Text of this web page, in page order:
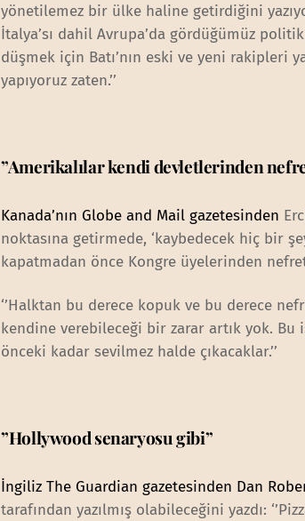
yönetilemez bir ülke haline getirdiğini
İtalya’sı dahil Avrupa’da gördüğümüz
düşmek için Batı’nın eski ve yeni rakipleri
yapıyoruz zaten.’’
”Amerikalılar kendi devletlerinden
Kanada’nın Globe and Mail gazetesinden
noktasına getirmede, ‘kaybedecek hiç bir
kapatmadan önce Kongre üyelerinden nefret
‘’Halktan bu derece kopuk ve bu derece
kendine verebileceği bir zarar artık yok.
önceki kadar sevilmez halde çıkacaklar.’’
”Hollywood senaryosu gibi”
İngiliz The Guardian gazetesinden Dan
tarafından yazılmış olabileceğini yazdı: